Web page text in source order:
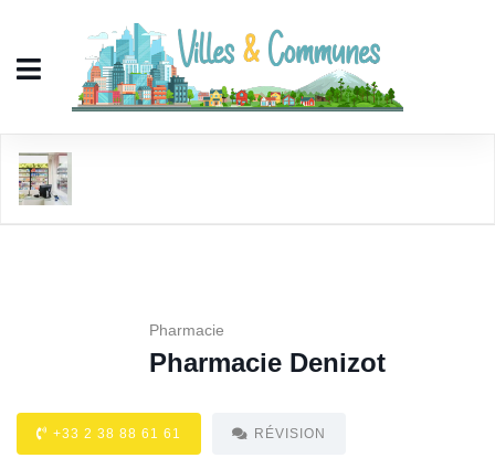
Pharmacie
Pharmacie Denizot
+33 2 38 88 61 61 RÉVISION